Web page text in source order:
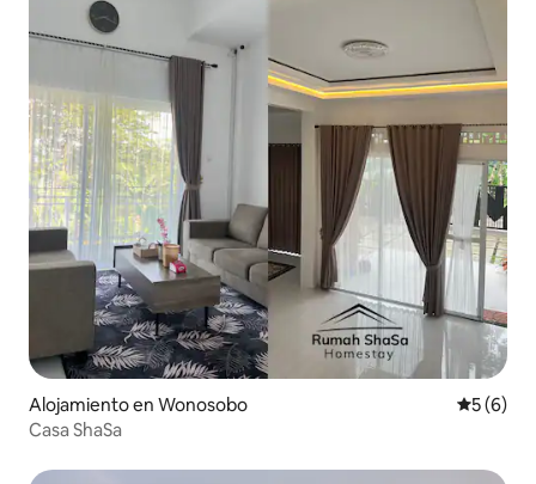
Alojamiento en Wonosobo
5 (6)
Casa ShaSa